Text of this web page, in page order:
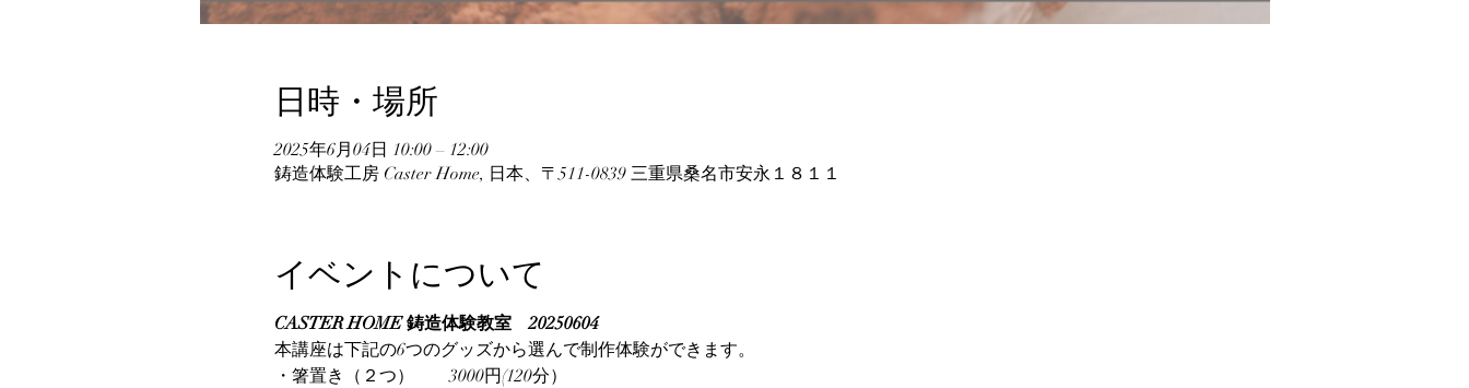
日時・場所
2025年6月04日 10:00 – 12:00
鋳造体験工房 Caster Home, 日本、〒511-0839 三重県桑名市安永１８１１
イベントについて
CASTER HOME 鋳造体験教室　20250604
本講座は下記の6つのグッズから選んで制作体験ができます。
・箸置き（２つ）　　3000円(120分）